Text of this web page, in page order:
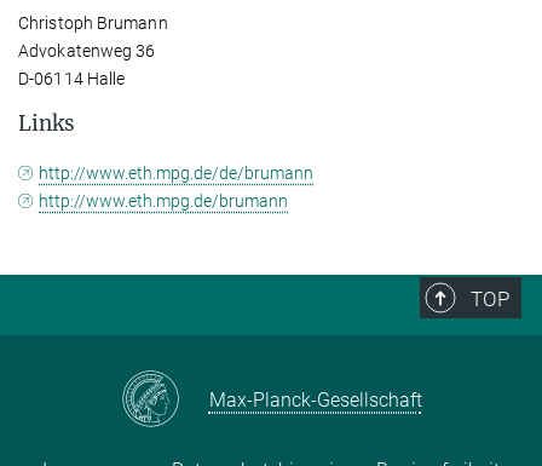
Christoph Brumann
Advokatenweg 36
D-06114 Halle
Links
http://www.eth.mpg.de/de/brumann
http://www.eth.mpg.de/brumann
TOP
Max-Planck-Gesellschaft